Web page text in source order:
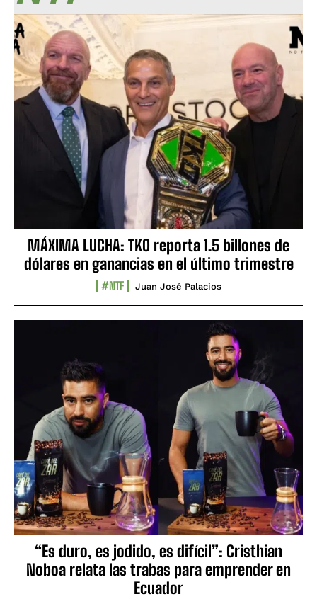
MÁXIMA LUCHA: TKO reporta 1.5 billones de
dólares en ganancias en el último trimestre
#NTF Juan José Palacios
“Es duro, es jodido, es difícil”: Cristhian
Noboa relata las trabas para emprender en
Ecuador